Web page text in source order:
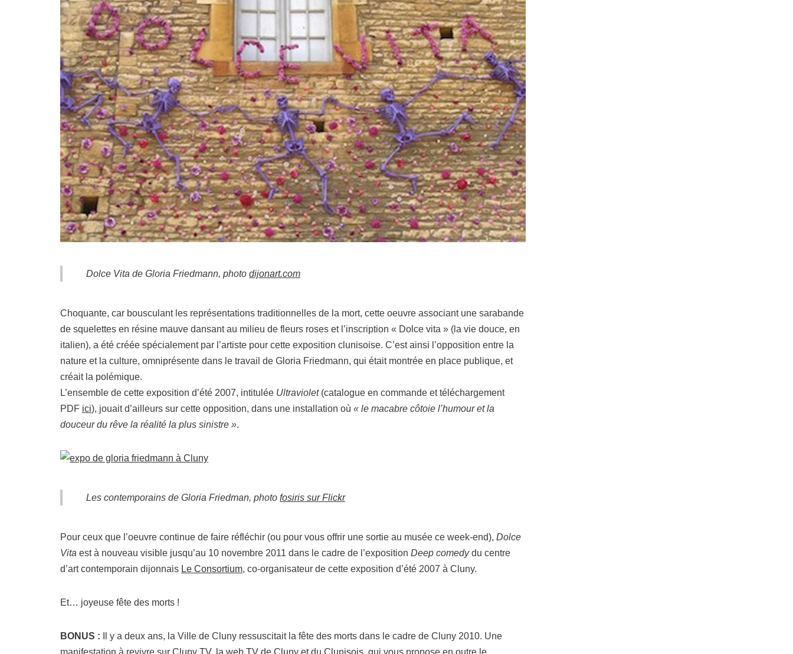
Dolce Vita de Gloria Friedmann, photo dijonart.com
Choquante, car bousculant les représentations traditionnelles de la mort, cette oeuvre associant une sarabande
de squelettes en résine mauve dansant au milieu de fleurs roses et l’inscription « Dolce vita » (la vie douce, en
italien), a été créée spécialement par l’artiste pour cette exposition clunisoise. C’est ainsi l’opposition entre la
nature et la culture, omniprésente dans le travail de Gloria Friedmann, qui était montrée en place publique, et
créait la polémique.
L’ensemble de cette exposition d’été 2007, intitulée Ultraviolet(catalogue en commande et téléchargement
PDF ici), jouait d’ailleurs sur cette opposition, dans une installation où « le macabre côtoie l’humour et la
douceur du rêve la réalité la plus sinistre ».
Les contemporains de Gloria Friedman, photo fosiris sur Flickr
Pour ceux que l’oeuvre continue de faire réfléchir (ou pour vous offrir une sortie au musée ce week-end), Dolce
Vita est à nouveau visible jusqu’au 10 novembre 2011 dans le cadre de l’exposition Deep comedydu centre
d’art contemporain dijonnais Le Consortium, co-organisateur de cette exposition d’été 2007 à Cluny.
Et… joyeuse fête des morts !
BONUS : Il y a deux ans, la Ville de Cluny ressuscitait la fête des morts dans le cadre de Cluny 2010. Une